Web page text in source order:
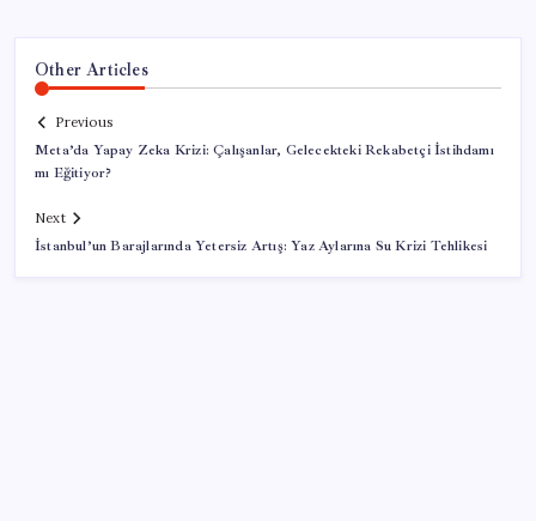
Other Articles
Previous
Meta’da Yapay Zeka Krizi: Çalışanlar, Gelecekteki Rekabetçi İstihdamı
mı Eğitiyor?
Next
İstanbul’un Barajlarında Yetersiz Artış: Yaz Aylarına Su Krizi Tehlikesi